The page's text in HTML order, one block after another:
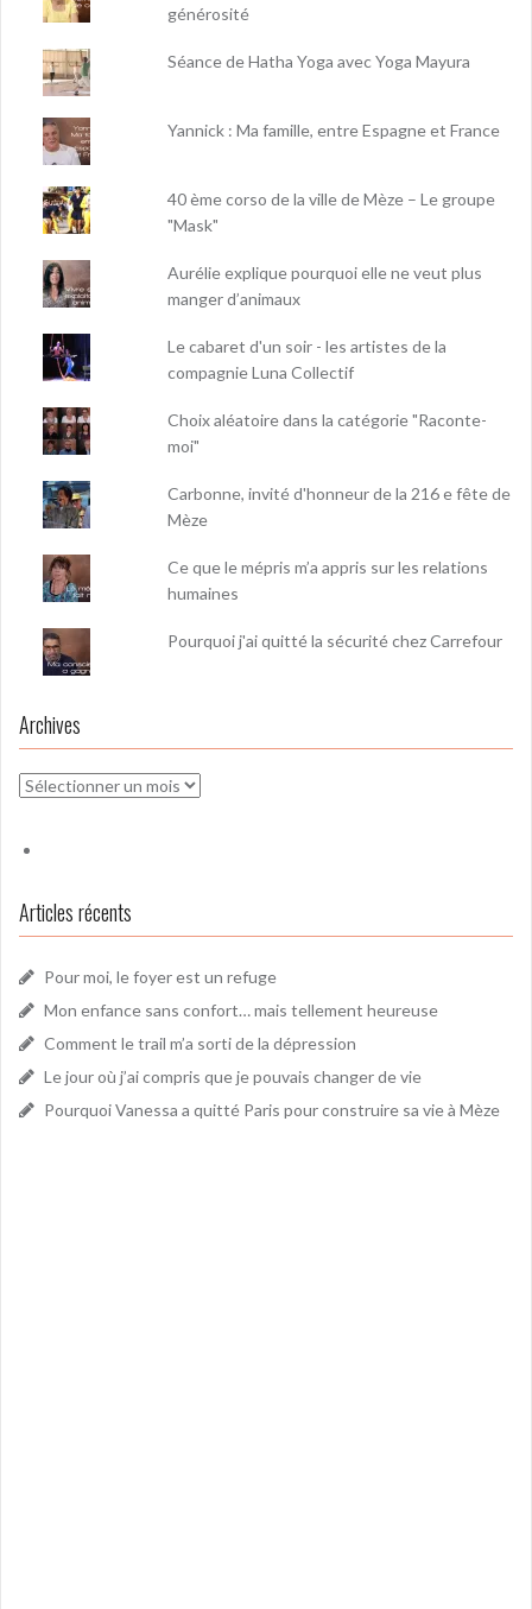
générosité
Séance de Hatha Yoga avec Yoga Mayura
Yannick : Ma famille, entre Espagne et France
40 ème corso de la ville de Mèze – Le groupe
"Mask"
Aurélie explique pourquoi elle ne veut plus
manger d’animaux
Le cabaret d'un soir - les artistes de la
compagnie Luna Collectif
Choix aléatoire dans la catégorie "Raconte-
moi"
Carbonne, invité d'honneur de la 216 e fête de
Mèze
Ce que le mépris m’a appris sur les relations
humaines
Pourquoi j'ai quitté la sécurité chez Carrefour
Archives
Archives
Articles récents
Pour moi, le foyer est un refuge
Mon enfance sans confort… mais tellement heureuse
Comment le trail m’a sorti de la dépression
Le jour où j’ai compris que je pouvais changer de vie
Pourquoi Vanessa a quitté Paris pour construire sa vie à Mèze